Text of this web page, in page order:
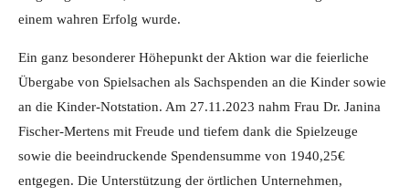
einem wahren Erfolg wurde.
Ein ganz besonderer Höhepunkt der Aktion war die feierliche
Übergabe von Spielsachen als Sachspenden an die Kinder sowie
an die Kinder-Notstation. Am 27.11.2023 nahm Frau Dr. Janina
Fischer-Mertens mit Freude und tiefem dank die Spielzeuge
sowie die beeindruckende Spendensumme von 1940,25€
entgegen. Die Unterstützung der örtlichen Unternehmen,